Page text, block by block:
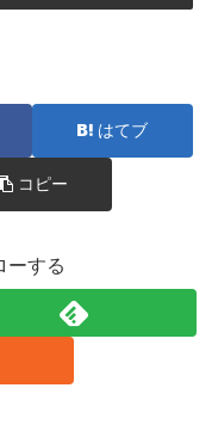
はてブ
コピー
ーする